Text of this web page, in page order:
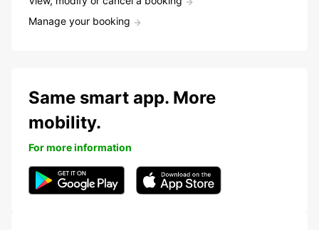
Manage your booking
Same smart app. More
mobility.
For more information